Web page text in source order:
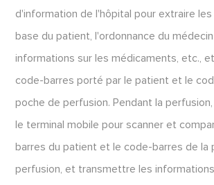
d'information de l'hôpital pour extraire
base du patient, l'ordonnance du
informations sur les médicaments, etc.,
code-barres porté par le patient et le
poche de perfusion. Pendant la
le terminal mobile pour scanner et
barres du patient et le code-barres de la
perfusion, et transmettre les